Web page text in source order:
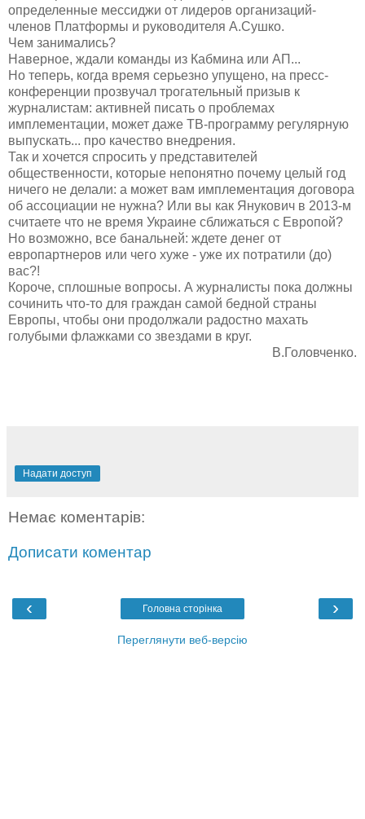
определенные мессиджи от лидеров организаций-
членов Платформы и руководителя А.Сушко.
Чем занимались?
Наверное, ждали команды из Кабмина или АП...
Но теперь, когда время серьезно упущено, на пресс-
конференции прозвучал трогательный призыв к
журналистам: активней писать о проблемах
имплементации, может даже ТВ-программу регулярную
выпускать... про качество внедрения.
Так и хочется спросить у представителей
общественности, которые непонятно почему целый год
ничего не делали: а может вам имплементация договора
об ассоциации не нужна? Или вы как Янукович в 2013-м
считаете что не время Украине сближаться с Европой?
Но возможно, все банальней: ждете денег от
европартнеров или чего хуже - уже их потратили (до)
вас?!
Короче, сплошные вопросы. А журналисты пока должны
сочинить что-то для граждан самой бедной страны
Европы, чтобы они продолжали радостно махать
голубыми флажками со звездами в круг.
В.Головченко.
Надати доступ
Немає коментарів:
Дописати коментар
‹ ›
Головна сторінка
Переглянути веб-версію